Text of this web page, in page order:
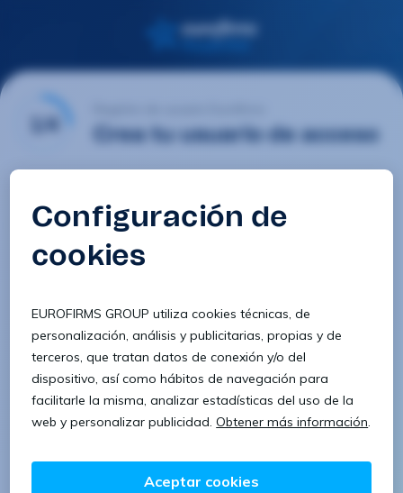
1/4 Crea tu usuario de acceso
Contraseña
Confirmar contraseña
8 caracteres 1 letra minúscula
1 letra mayúscula 1 número